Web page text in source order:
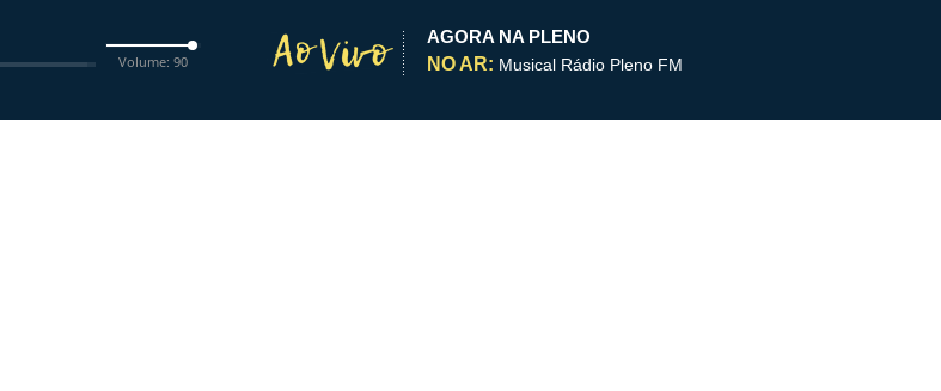
Volume: 90
AGORA NA PLENO
NO AR: Musical Rádio Pleno FM